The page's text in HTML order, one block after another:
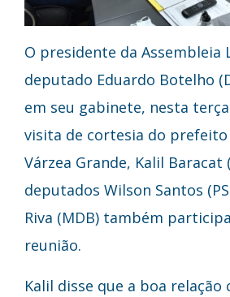
O presidente da Assembleia
deputado Eduardo Botelho
em seu gabinete, nesta
visita de cortesia do
Várzea Grande, Kalil Baracat
deputados Wilson Santos
Riva (MDB) também
reunião.
Kalil disse que a boa relação